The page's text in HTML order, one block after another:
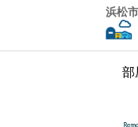
浜松
部